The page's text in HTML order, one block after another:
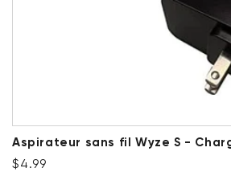
Aspirateur sans fil Wyze S -
Prix ​​régulier
$4.99